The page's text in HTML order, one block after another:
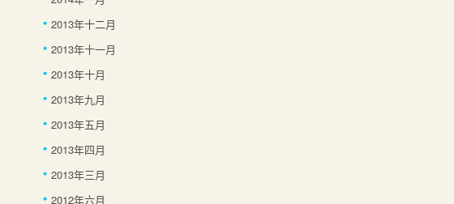
2013年十二月
2013年十一月
2013年十月
2013年九月
2013年五月
2013年四月
2013年三月
2012年六月